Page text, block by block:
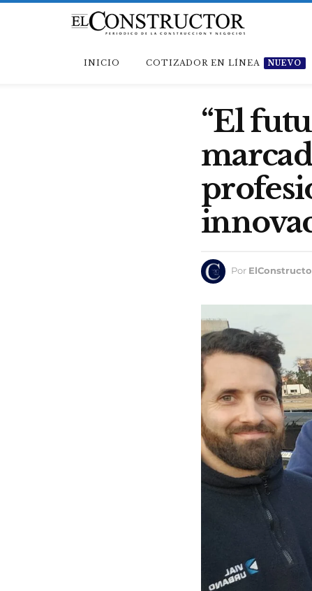
INICIO COTIZADOR EN LÍNEA NUEVO
“El
Por